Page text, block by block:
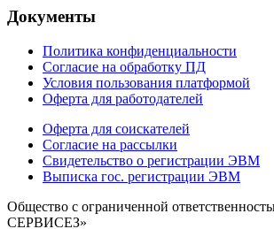
Документы
Политика конфиденциальности
Согласие на обработку ПД
Условия пользования платформой
Оферта для работодателей
Оферта для соискателей
Согласие на рассылки
Свидетельство о регистрации ЭВМ
Выписка гос. регистрации ЭВМ
Общество с ограниченной
СЕРВИСЕЗ»